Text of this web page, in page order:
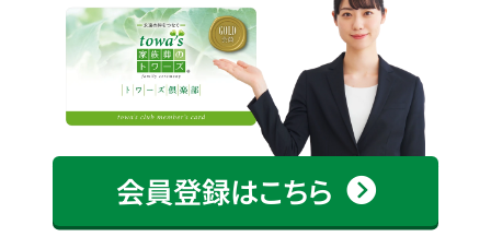
会員登録はこちら